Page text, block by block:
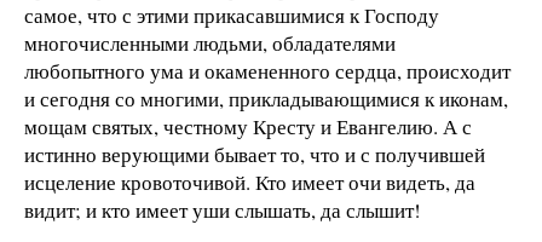
самое, что с этими прикасавшимися к Господу
многочисленными людьми, обладателями
любопытного ума и окамененного сердца, происходит
и сегодня со многими, прикладывающимися к иконам,
мощам святых, честному Кресту и Евангелию. А с
истинно верующими бывает то, что и с получившей
исцеление кровоточивой. Кто имеет очи видеть, да
видит; и кто имеет уши слышать, да слышит!